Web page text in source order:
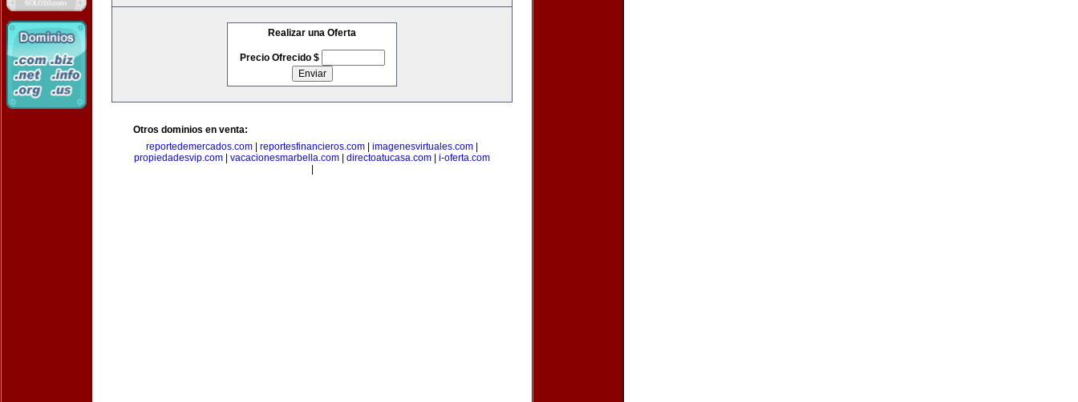
Realizar una Oferta
Precio Ofrecido $
Otros dominios en venta:
reportedemercados.com
reportesfinancieros.com imagenesvirtuales.com
propiedadesvip.com
vacacionesmarbella.com directoatucasa.com
i-oferta.com